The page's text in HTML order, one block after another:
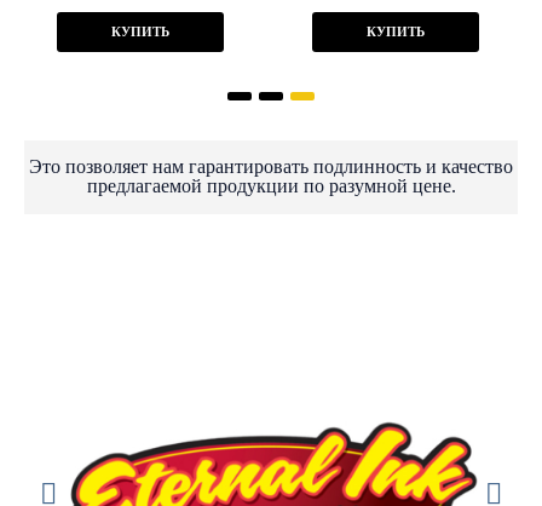
КУПИТЬ КУПИТЬ
Это позволяет нам гарантировать подлинность и качество
предлагаемой продукции по разумной цене.